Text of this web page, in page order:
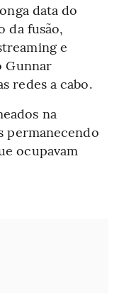
data do
da fusão,
e
Gunnar
redes a cabo.
na
permanecendo
ocupavam